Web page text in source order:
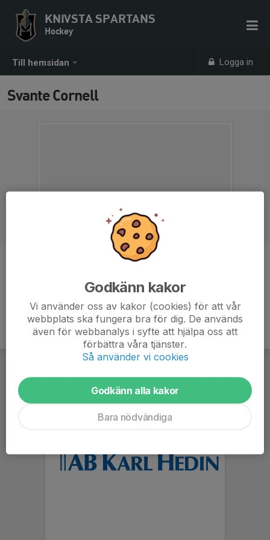
Till hemsidan Logga in
KNIVSTA SPARTANS
Hockey
Svante Cornell
Godkänn kakor
Vi använder oss av kakor (cookies) för att vår
webbplats ska fungera bra för dig. De används
även för webbanalys i syfte att hjälpa oss att
förbättra våra tjänster.
Så använder vi cookies
Godkänn alla kakor
Bara nödvändiga